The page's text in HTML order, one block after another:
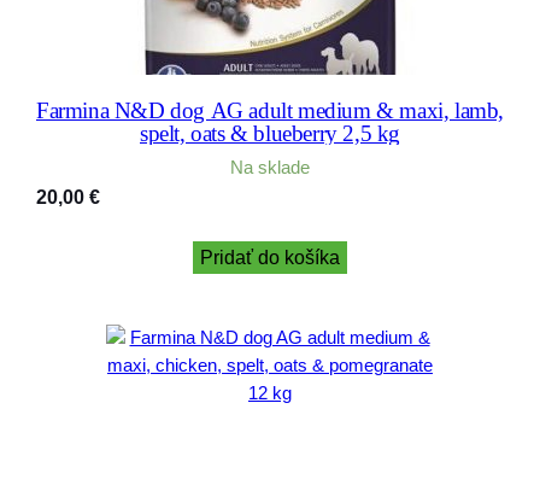
Farmina N&D dog AG adult medium & maxi, lamb,
spelt, oats & blueberry 2,5 kg
Na sklade
20,00 €
Pridať do košíka